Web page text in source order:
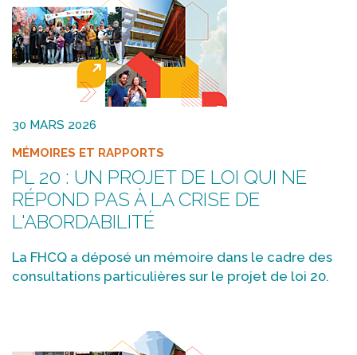
30 MARS 2026
MÉMOIRES ET RAPPORTS
PL 20 : UN PROJET DE LOI QUI NE
RÉPOND PAS À LA CRISE DE
L'ABORDABILITÉ
La FHCQ a déposé un mémoire dans le cadre des
consultations particulières sur le projet de loi 20.